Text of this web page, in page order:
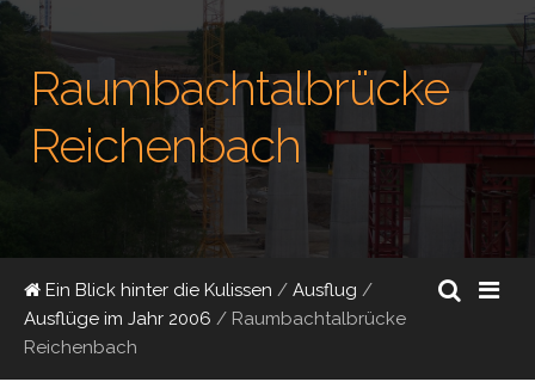
Raumbachtalbrücke
Reichenbach
Ein Blick hinter die Kulissen / Ausflug /
Ausflüge im Jahr 2006 / Raumbachtalbrücke
Reichenbach